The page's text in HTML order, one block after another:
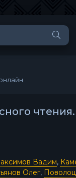
чтения.
Вадим,
Олег,